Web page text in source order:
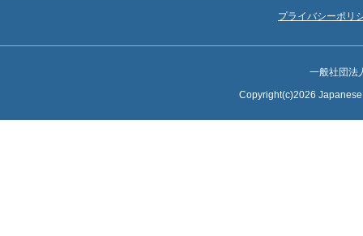
プライバシーポリ
一般社団法
Copyright(c)2026